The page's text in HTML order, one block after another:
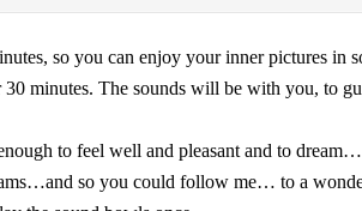
so you can enjoy your inner pictures in
minutes. The sounds will be with you, to
to feel well and pleasant and to
so you could follow me… to a